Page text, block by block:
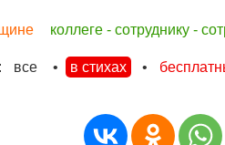
коллеге - сотруднику -
все • в стихах •